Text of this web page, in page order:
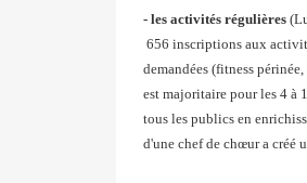
- les activités régulières
656 inscriptions aux
demandées (fitness
est majoritaire pour les 4 à
tous les publics en
d'une chef de chœur a créé